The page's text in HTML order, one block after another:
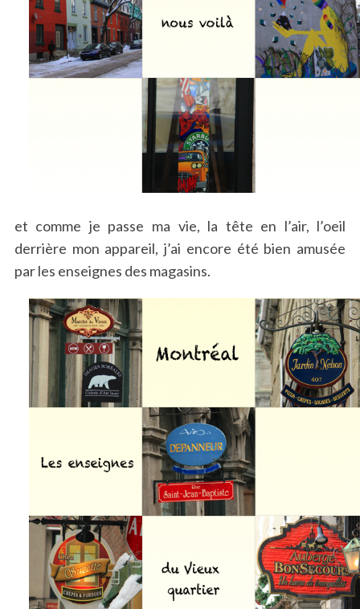
et comme je passe ma vie, la tête en l’air, l’oeil
derrière mon appareil, j’ai encore été bien amusée
par les enseignes des magasins.